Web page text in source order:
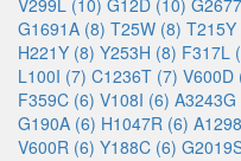
V299L (10) G12D (10)
G1691A (8) T25W (8) T215Y
H221Y (8) Y253H (8) F317L
L100I (7) C1236T (7) V600D
F359C (6) V108I (6) A3243G
G190A (6) H1047R (6)
V600R (6) Y188C (6)